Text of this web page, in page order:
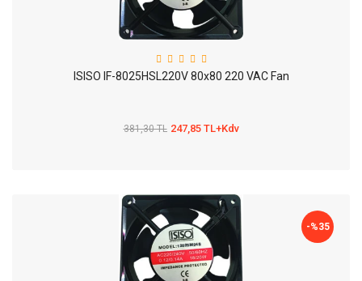
ISISO IF-8025HSL220V 80x80 220 VAC Fan
381,30 TL 247,85 TL+Kdv
-%35